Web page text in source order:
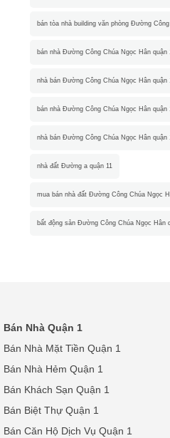
bán tòa nhà building văn phòng Đường
bán nhà Đường Công Chúa Ngọc Hân quận
nhà bán Đường Công Chúa Ngọc Hân quận
bán nhà Đường Công Chúa Ngọc Hân quận
nhà bán Đường Công Chúa Ngọc Hân quận
nhà đất Đường a quận 11
mua bán nhà đất Đường Công Chúa Ngọc
bất động sản Đường Công Chúa Ngọc Hân
Bán Nhà Quận 1
Bán Nhà Mặt Tiền Quận 1
Bán Nhà Hẻm Quận 1
Bán Khách Sạn Quận 1
Bán Biệt Thự Quận 1
Bán Căn Hộ Dịch Vụ Quận 1